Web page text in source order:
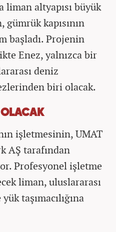
liman altyapısı büyük
kapısının
başladı. Projenin
Enez, yalnızca bir
deniz
biri olacak.
OLACAK
işletmesinin, UMAT
AŞ tarafından
Profesyonel işletme
liman, uluslararası
taşımacılığına